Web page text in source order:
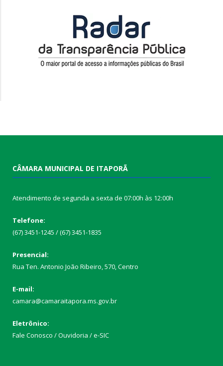
CÂMARA MUNICIPAL DE ITAPORÃ
Atendimento de segunda a sexta de 07:00h às 12:00h
Telefone:
(67) 3451-1245 / (67) 3451-1835
Presencial:
Rua Ten. Antonio João Ribeiro, 570, Centro
E-mail:
camara@camaraitapora.ms.gov.br
Eletrônico:
Fale Conosco / Ouvidoria / e-SIC